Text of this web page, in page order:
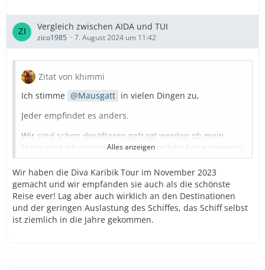
Vergleich zwischen AIDA und TUI
zico1985 7. August 2024 um 11:42
Zitat von khimmi
Ich stimme
Mausgatt in vielen Dingen zu,
Jeder empfindet es anders.
Wir sind schon desöfteren gefragt worden ob mein
Mann und ich tatsächlich auf der selben Reise gewesen
sind
(bei den unterschiedlich erlebten
Angeboten/Ausflüge)
Auch waren meine Enkelin und ich der Meinung das die
Diva Katibik Tour im Februar unsere tollste Tour war. Zu
Hause las ich dann wie negativ andere Reiseteilnehmer
die Fahrt erlebt hatten.
Alles anzeigen
Wir haben die Diva Karibik Tour im November 2023
gemacht und wir empfanden sie auch als die schönste
Reise ever! Lag aber auch wirklich an den Destinationen
und der geringen Auslastung des Schiffes, das Schiff selbst
ist ziemlich in die Jahre gekommen.